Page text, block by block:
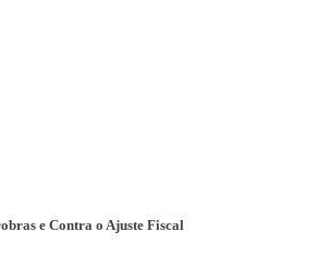
e Contra o Ajuste Fiscal